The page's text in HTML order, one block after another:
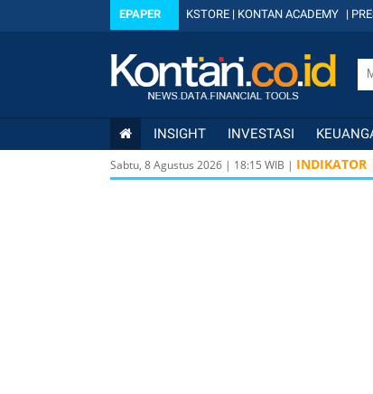
EPAPER KSTORE | KONTAN ACADEMY |
INSIGHT INVESTASI
Sabtu, 8 Agustus 2026 | 18:15 WIB | INDIKATOR